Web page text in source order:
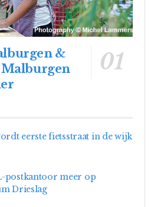
&
eerste fietsstraat in de wijk
postkantoor meer op
Drieslag